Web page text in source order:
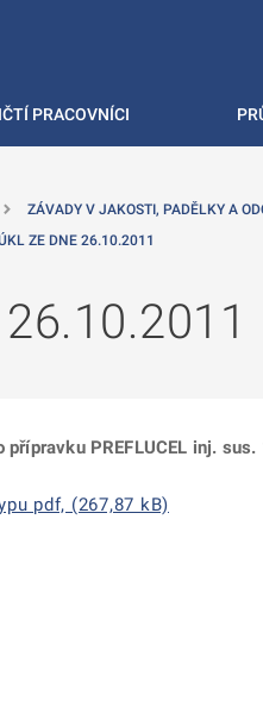
PRACOVNÍCI
ZÁVADY V JAKOSTI, PADĚLKY A
ZE DNE 26.10.2011
PREFLUCEL inj.
pdf, (267,87 kB)